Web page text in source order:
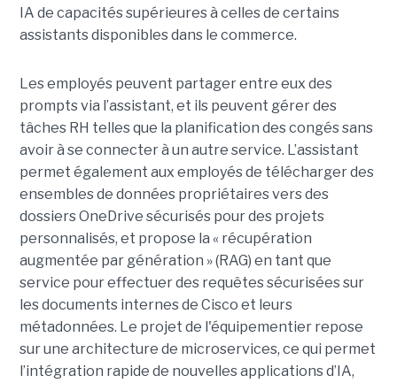
IA de capacités supérieures à celles de certains
assistants disponibles dans le commerce.
Les employés peuvent partager entre eux des
prompts via l’assistant, et ils peuvent gérer des
tâches RH telles que la planification des congés sans
avoir à se connecter à un autre service. L’assistant
permet également aux employés de télécharger des
ensembles de données propriétaires vers des
dossiers OneDrive sécurisés pour des projets
personnalisés, et propose la « récupération
augmentée par génération » (RAG) en tant que
service pour effectuer des requêtes sécurisées sur
les documents internes de Cisco et leurs
métadonnées. Le projet de l'équipementier repose
sur une architecture de microservices, ce qui permet
l’intégration rapide de nouvelles applications d’IA,